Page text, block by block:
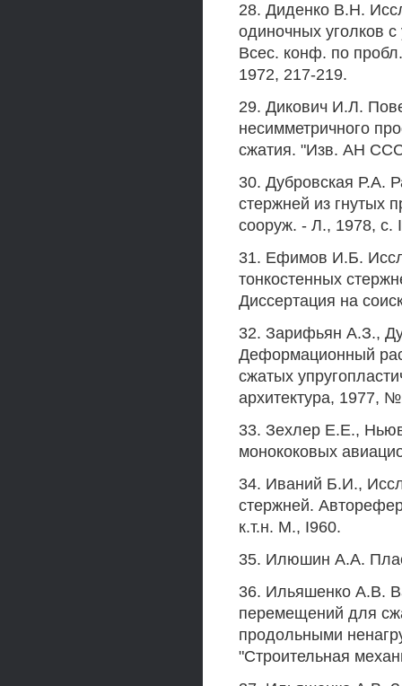
28. Диденко В.Н.
одиночных уголков
Всес. конф. по
1972, 217-219.
29. Дикович И.Л.
несимметричного
сжатия. "Изв. АН
30. Дубровская Р.А.
стержней из гнутых
сооруж. - Л., 1978, с.
31. Ефимов И.Б.
тонкостенных
Диссертация на
32. Зарифьян А.З.,
Деформационный
сжатых
архитектура, 1977,
33. Зехлер Е.Е.,
монококовых
34. Иваний Б.И.,
стержней.
к.т.н. М., I960.
35. Илюшин А.А.
36. Ильяшенко А.В.
перемещений для
продольными
"Строительная